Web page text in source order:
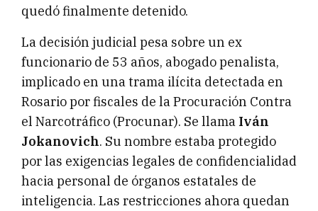
quedó finalmente detenido.
La decisión judicial pesa sobre un ex
funcionario de 53 años, abogado penalista,
implicado en una trama ilícita detectada en
Rosario por fiscales de la Procuración Contra
el Narcotráfico (Procunar). Se llama Iván
Jokanovich. Su nombre estaba protegido
por las exigencias legales de confidencialidad
hacia personal de órganos estatales de
inteligencia. Las restricciones ahora quedan